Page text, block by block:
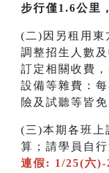
步行僅1.6公里
(二)因另租用東
調整招生人數
訂定相關收費
設備等雜費：
險及試聽等皆
(三)本期各班上
算；請學員自
連假: 1/25(六)-